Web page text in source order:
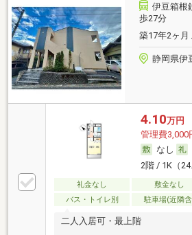
伊豆箱根
歩27分
築17年2ヶ月
静岡県伊
4.10万円
管理費3,000
なし
2階 / 1K（
礼金なし 敷金なし
バス・トイレ別
駐車場(近隣
二人入居可・最上階